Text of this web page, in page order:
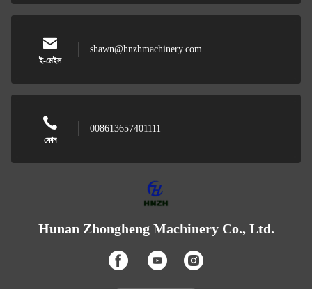
ই-মেইল
shawn@hnzhmachinery.com
ফোন
008613657401111
Hunan Zhongheng Machinery Co., Ltd.